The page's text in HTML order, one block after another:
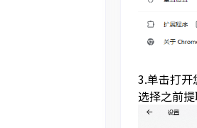
3.单击打开
选择之前